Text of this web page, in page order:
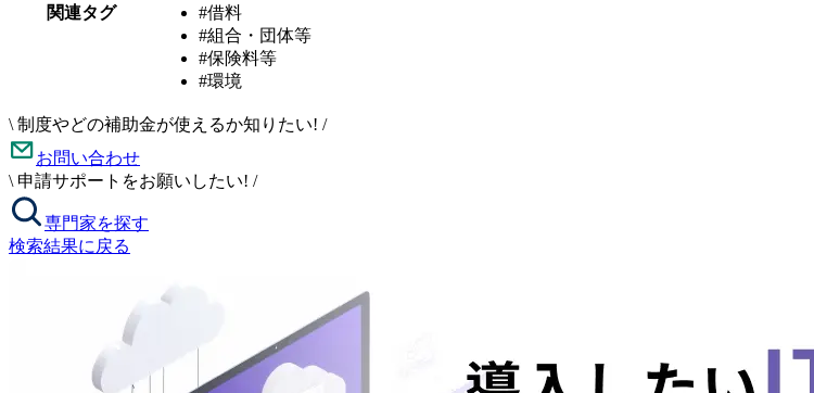
関連タグ
#借料
#組合・団体等
#保険料等
#環境
\ 制度やどの補助金が使えるか知りたい! /
お問い合わせ
\ 申請サポートをお願いしたい! /
専門家を探す
検索結果に戻る